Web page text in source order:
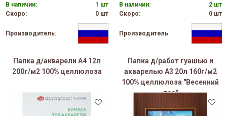
В наличии:
1 шт
Скоро:
0 шт
Производитель:
В наличии:
2 шт
Скоро:
0 шт
Производитель:
Папка д/акварели А4 12л
200г/м2 100% целлюлоза
Папка д/работ гуашью и
акварелью А3 20л 160г/м2
100% целлюлоза "Весенний
лес"